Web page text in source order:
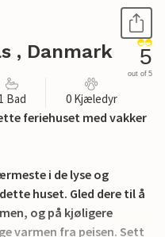
, Danmark 5
out of 5
1 Bad 0 Kjæledyr
feriehuset med vakker
i de lyse og
huset. Gled dere til å
og på kjøligere
varmen fra peisen. Sett